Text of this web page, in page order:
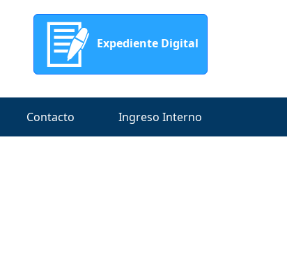
Expediente Digital
Contacto Ingreso Interno